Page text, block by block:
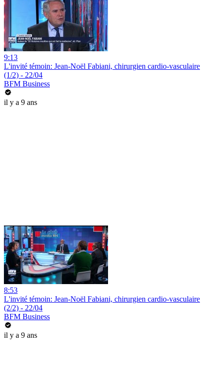
9:13
L'invité témoin: Jean-Noël Fabiani, chirurgien cardio-vasculaire
(1/2) - 22/04
BFM Business
il y a 9 ans
8:53
L'invité témoin: Jean-Noël Fabiani, chirurgien cardio-vasculaire
(2/2) - 22/04
BFM Business
il y a 9 ans